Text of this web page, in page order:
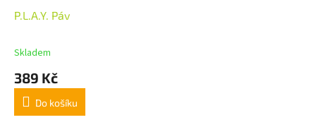
P.L.A.Y. Páv
Skladem
389 Kč
Do košíku